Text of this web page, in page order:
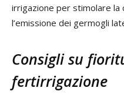
irrigazione per stimolare la
l’emissione dei germogli
Consigli su
fertirrigazione